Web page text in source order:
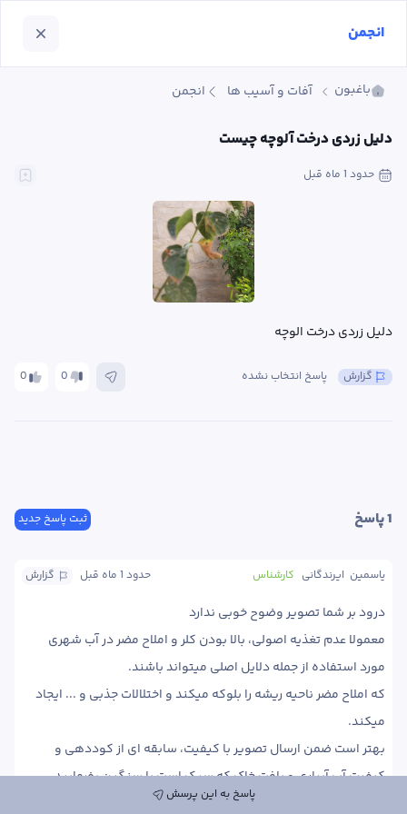
باغبون آفات و آسیب ها انجمن
دلیل زردی درخت آلوچه چیست
حدود 1 ماه قبل
دلیل زردی درخت الوچه
0 0 پاسخ انتخاب نشده گزارش
ثبت پاسخ جدید 1 پاسخ
گزارش حدود 1 ماه قبل کارشناس یاسمین  ایرندگانی
کیفیت آب آبیاری و بافت خاک که سبک است یا سنگین بفرمایید.
پاسخ به این پرسش
انجمن